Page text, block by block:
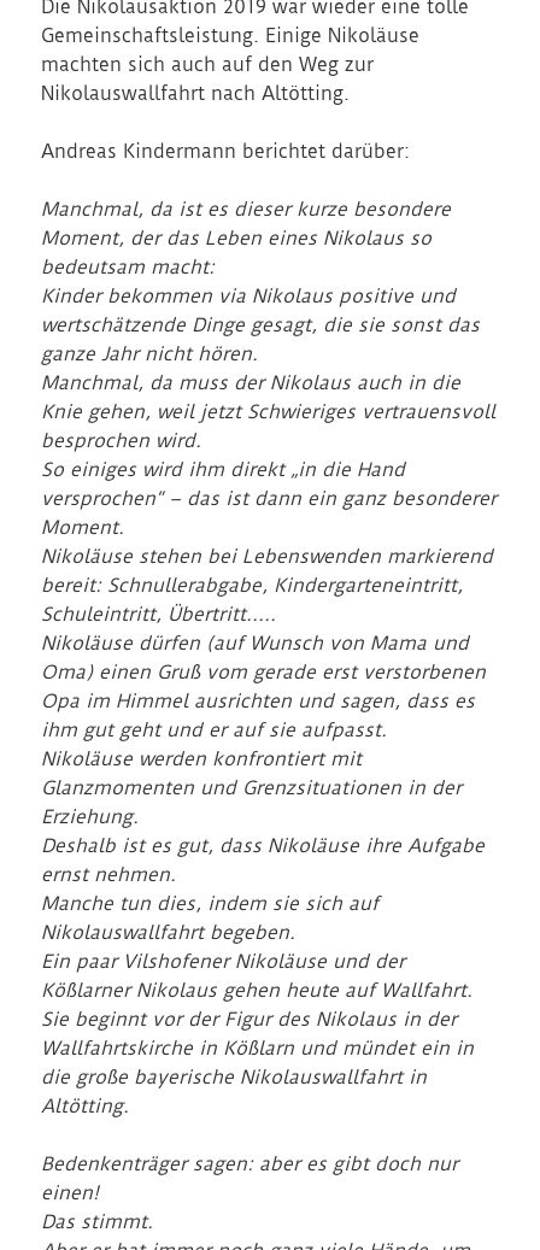
Die Nikolausaktion 2019 war wieder eine tolle
Gemeinschaftsleistung. Einige Nikoläuse
machten sich auch auf den Weg zur
Nikolauswallfahrt nach Altötting.
Andreas Kindermann berichtet darüber:
Manchmal, da ist es dieser kurze besondere
Moment, der das Leben eines Nikolaus so
bedeutsam macht:
Kinder bekommen via Nikolaus positive und
wertschätzende Dinge gesagt, die sie sonst das
ganze Jahr nicht hören.
Manchmal, da muss der Nikolaus auch in die
Knie gehen, weil jetzt Schwieriges vertrauensvoll
besprochen wird.
So einiges wird ihm direkt „in die Hand
versprochen“ – das ist dann ein ganz besonderer
Moment.
Nikoläuse stehen bei Lebenswenden markierend
bereit: Schnullerabgabe, Kindergarteneintritt,
Schuleintritt, Übertritt…..
Nikoläuse dürfen (auf Wunsch von Mama und
Oma) einen Gruß vom gerade erst verstorbenen
Opa im Himmel ausrichten und sagen, dass es
ihm gut geht und er auf sie aufpasst.
Nikoläuse werden konfrontiert mit
Glanzmomenten und Grenzsituationen in der
Erziehung.
Deshalb ist es gut, dass Nikoläuse ihre Aufgabe
ernst nehmen.
Manche tun dies, indem sie sich auf
Nikolauswallfahrt begeben.
Ein paar Vilshofener Nikoläuse und der
Kößlarner Nikolaus gehen heute auf Wallfahrt.
Sie beginnt vor der Figur des Nikolaus in der
Wallfahrtskirche in Kößlarn und mündet ein in
die große bayerische Nikolauswallfahrt in
Altötting.
Bedenkenträger sagen: aber es gibt doch nur
einen!
Das stimmt.